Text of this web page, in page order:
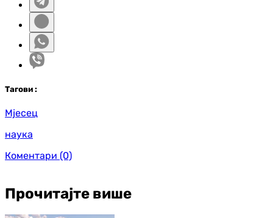
Тагови :
Мјесец
наука
Коментари (0)
Прочитајте више